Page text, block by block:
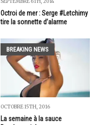
Octroi de mer : Serge #Letchimy
tire la sonnette d’alarme
BREAKING NEWS
OCTOBRE 15TH, 2016
La semaine à la sauce